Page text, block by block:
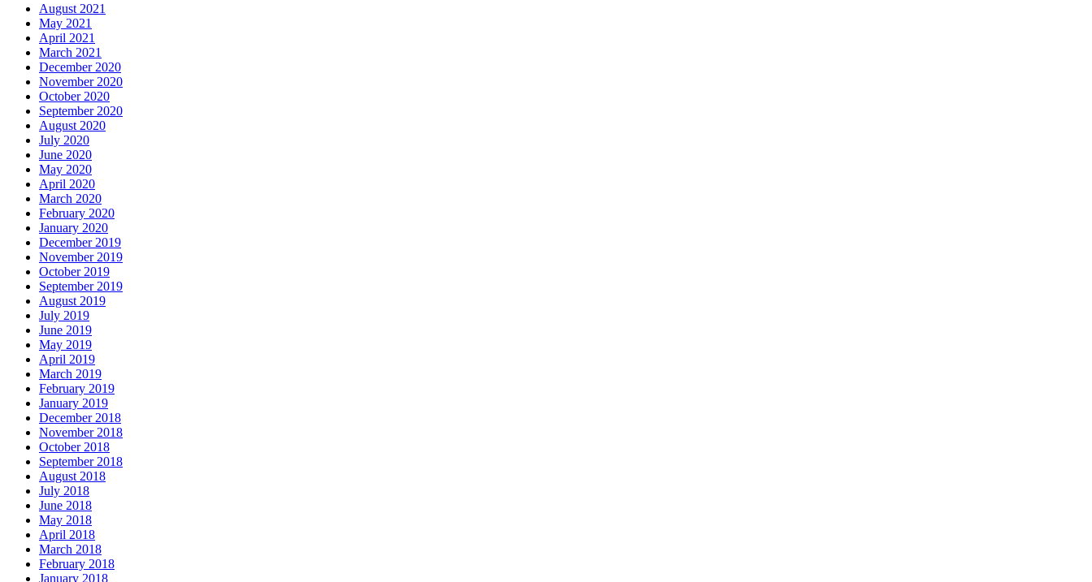
August 2021
May 2021
April 2021
March 2021
December 2020
November 2020
October 2020
September 2020
August 2020
July 2020
June 2020
May 2020
April 2020
March 2020
February 2020
January 2020
December 2019
November 2019
October 2019
September 2019
August 2019
July 2019
June 2019
May 2019
April 2019
March 2019
February 2019
January 2019
December 2018
November 2018
October 2018
September 2018
August 2018
July 2018
June 2018
May 2018
April 2018
March 2018
February 2018
January 2018